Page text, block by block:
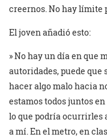
creernos. No hay límite
El joven añadió esto:
» No hay un día en que
autoridades, puede que
hacer algo malo hacia
estamos todos juntos
lo que podría ocurrirles
a mí. En el metro, en